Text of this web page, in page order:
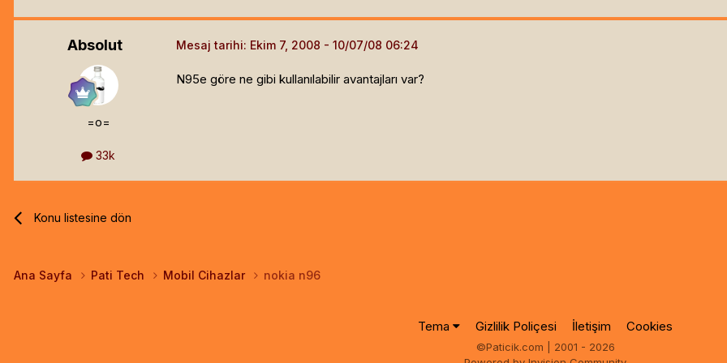
Absolut
=o=
33k
Mesaj tarihi: Ekim 7, 2008
N95e göre ne gibi kullanılabilir avantajları var?
Konu listesine dön
Ana Sayfa Pati Tech Mobil Cihazlar nokia n96
Tema Gizlilik Poliçesi İletişim Cookies
©Paticik.com | 2001 - 2026